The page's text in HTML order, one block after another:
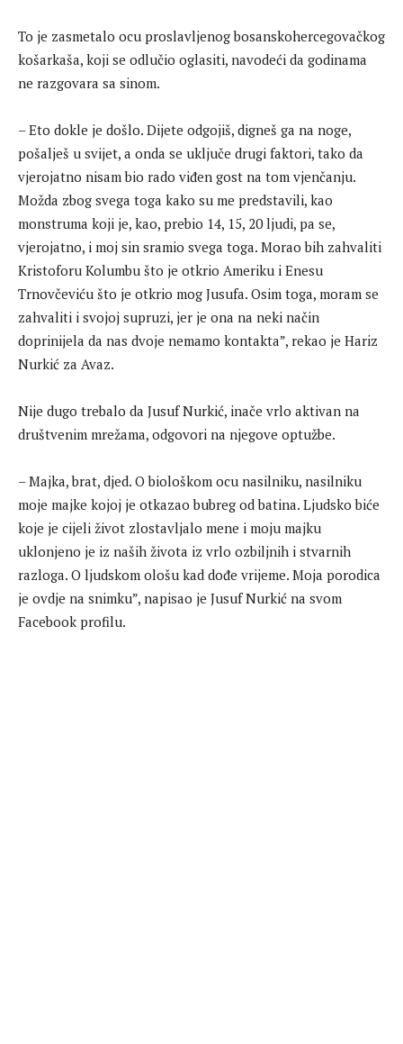
To je zasmetalo ocu proslavljenog bosanskohercegovačkog
košarkaša, koji se odlučio oglasiti, navodeći da godinama
ne razgovara sa sinom.
– Eto dokle je došlo. Dijete odgojiš, digneš ga na noge,
pošalješ u svijet, a onda se uključe drugi faktori, tako da
vjerojatno nisam bio rado viđen gost na tom vjenčanju.
Možda zbog svega toga kako su me predstavili, kao
monstruma koji je, kao, prebio 14, 15, 20 ljudi, pa se,
vjerojatno, i moj sin sramio svega toga. Morao bih zahvaliti
Kristoforu Kolumbu što je otkrio Ameriku i Enesu
Trnovčeviću što je otkrio mog Jusufa. Osim toga, moram se
zahvaliti i svojoj supruzi, jer je ona na neki način
doprinijela da nas dvoje nemamo kontakta”, rekao je Hariz
Nurkić za Avaz.
Nije dugo trebalo da Jusuf Nurkić, inače vrlo aktivan na
društvenim mrežama, odgovori na njegove optužbe.
– Majka, brat, djed. O biološkom ocu nasilniku, nasilniku
moje majke kojoj je otkazao bubreg od batina. Ljudsko biće
koje je cijeli život zlostavljalo mene i moju majku
uklonjeno je iz naših života iz vrlo ozbiljnih i stvarnih
razloga. O ljudskom ološu kad dođe vrijeme. Moja porodica
je ovdje na snimku”, napisao je Jusuf Nurkić na svom
Facebook profilu.